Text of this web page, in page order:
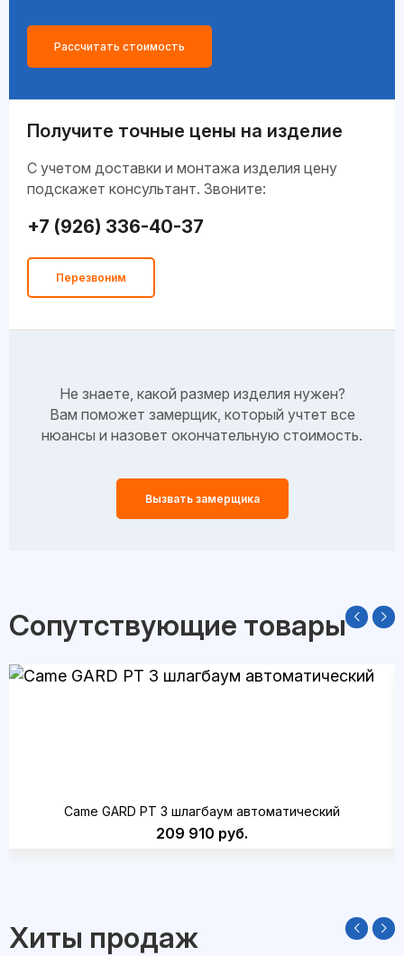
Рассчитать стоимость
Получите точные цены на изделие
C учетом доставки и монтажа изделия цену
подскажет консультант. Звоните:
+7 (926) 336-40-37
Перезвоним
Не знаете, какой размер изделия нужен?
Вам поможет замерщик, который учтет все
нюансы и назовет окончательную стоимость.
Вызвать замерщика
Сопутствующие товары
Came GARD PT 3 шлагбаум автоматический
209 910 руб.
Хиты продаж